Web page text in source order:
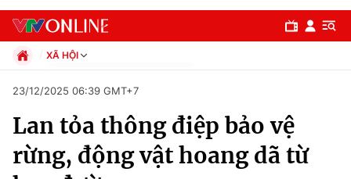
Chuyên mục
Chính trị
XÃ HỘI
Xã hội
Pháp luật
Thể thao
23/12/2025 06:39 GMT+7
Lan tỏa thông điệp bảo vệ
rừng, động vật hoang dã từ